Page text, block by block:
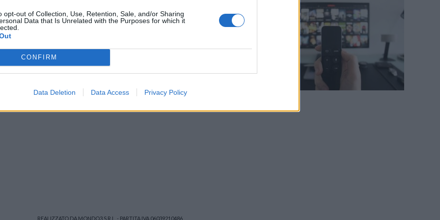
opt-out of Collection, Use, Retention, Sale, and/or Sharing
Data that Is Unrelated with the Purposes for which it
CONFIRM
Data Deletion Data Access Privacy Policy
)
REALIZZATO DA MONDO3 S.R.L. - PARTITA IVA 06039210486